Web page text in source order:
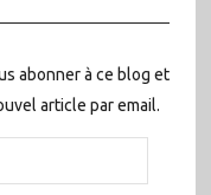
abonner à ce blog et
article par email.